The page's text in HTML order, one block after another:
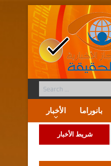
الأخبار بانوراما
شريط الأخبار